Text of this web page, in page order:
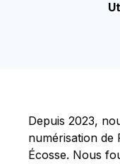
Depuis 2023,
numérisation de
Écosse. Nous